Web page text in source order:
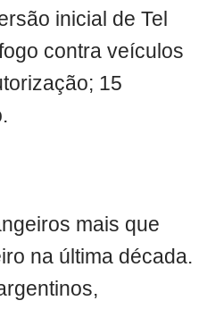
inicial de Tel
contra veículos
15
mais que
na última década.